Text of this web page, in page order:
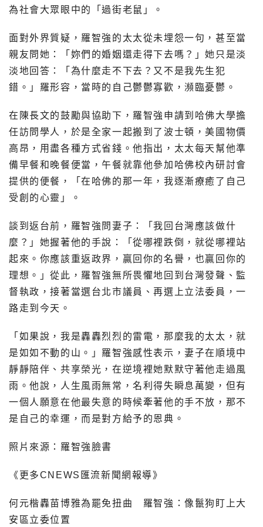
為社會大眾眼中的「過街老鼠」。
面對外界質疑，羅智強的太太從未埋怨一句，甚至當
親友問她：「妳們的婚姻還走得下去嗎？」她只是淡
淡地回答：「為什麼走不下去？又不是我先生犯
錯。」羅形容，當時的自己鬱鬱寡歡，瀕臨憂鬱。
在陳長文的鼓勵與協助下，羅智強申請到哈佛大學擔
任訪問學人，於是全家一起搬到了波士頓，美國物價
高昂，用盡各種方式省錢。他指出，太太每天幫他準
備早餐和晚餐便當，午餐就靠他參加哈佛校內研討會
提供的便餐，「在哈佛的那一年，我逐漸療癒了自己
受創的心靈」。
談到返台前，羅智強問妻子：「我回台灣應該做什
麼？」她握著他的手說：「從哪裡跌倒，就從哪裡站
起來。你應該重返政界，贏回你的名譽，也贏回你的
理想。」從此，羅智強無所畏懼地回到台灣發聲、監
督執政，接著當選台北市議員、再選上立法委員，一
路走到今天。
「如果說，我是轟轟烈烈的雷電，那麼我的太太，就
是如如不動的山。」羅智強感性表示，妻子在順境中
靜靜陪伴、共享榮光，在逆境裡她默默守著他走過風
雨。他說，人生風雨無常，名利得失瞬息萬變，但有
一個人願意在他最失意的時候牽著他的手不放，那不
是自己的幸運，而是對方給予的恩典。
照片來源：羅智強臉書
《更多CNEWS匯流新聞網報導》
何元楷轟苗博雅為罷免扭曲 羅智強：像鬣狗盯上大
安區立委位置